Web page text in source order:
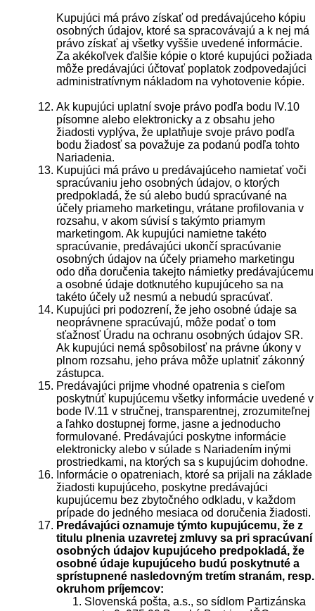
Kupujúci má právo získať od predávajúceho kópiu
osobných údajov, ktoré sa spracovávajú a k nej má
právo získať aj všetky vyššie uvedené informácie.
Za akékoľvek ďalšie kópie o ktoré kupujúci požiada
môže predávajúci účtovať poplatok zodpovedajúci
administratívnym nákladom na vyhotovenie kópie.
Ak kupujúci uplatní svoje právo podľa bodu IV.10
písomne alebo elektronicky a z obsahu jeho
žiadosti vyplýva, že uplatňuje svoje právo podľa
bodu žiadosť sa považuje za podanú podľa tohto
Nariadenia.
Kupujúci má právo u predávajúceho namietať voči
spracúvaniu jeho osobných údajov, o ktorých
predpokladá, že sú alebo budú spracúvané na
účely priameho marketingu, vrátane profilovania v
rozsahu, v akom súvisí s takýmto priamym
marketingom. Ak kupujúci namietne takéto
spracúvanie, predávajúci ukončí spracúvanie
osobných údajov na účely priameho marketingu
odo dňa doručenia takejto námietky predávajúcemu
a osobné údaje dotknutého kupujúceho sa na
takéto účely už nesmú a nebudú spracúvať.
Kupujúci pri podozrení, že jeho osobné údaje sa
neoprávnene spracúvajú, môže podať o tom
sťažnosť Úradu na ochranu osobných údajov SR.
Ak kupujúci nemá spôsobilosť na právne úkony v
plnom rozsahu, jeho práva môže uplatniť zákonný
zástupca.
Predávajúci prijme vhodné opatrenia s cieľom
poskytnúť kupujúcemu všetky informácie uvedené v
bode IV.11 v stručnej, transparentnej, zrozumiteľnej
a ľahko dostupnej forme, jasne a jednoducho
formulované. Predávajúci poskytne informácie
elektronicky alebo v súlade s Nariadením inými
prostriedkami, na ktorých sa s kupujúcim dohodne.
Informácie o opatreniach, ktoré sa prijali na základe
žiadosti kupujúceho, poskytne predávajúci
kupujúcemu bez zbytočného odkladu, v každom
prípade do jedného mesiaca od doručenia žiadosti.
Predávajúci oznamuje týmto kupujúcemu, že z
titulu plnenia uzavretej zmluvy sa pri spracúvaní
osobných údajov kupujúceho predpokladá, že
osobné údaje kupujúceho budú poskytnuté a
sprístupnené nasledovným tretím stranám, resp.
okruhom príjemcov:
Slovenská pošta, a.s., so sídlom Partizánska